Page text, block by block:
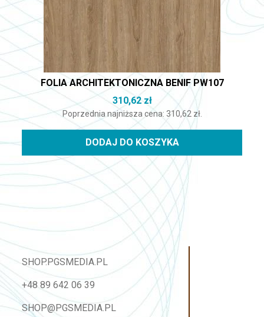
FOLIA ARCHITEKTONICZNA BENIF PW107
310,62 zł
Poprzednia najniższa cena: 310,62 zł.
DODAJ DO KOSZYKA
SHOP.PGSMEDIA.PL
+48 89 642 06 39
SHOP@PGSMEDIA.PL